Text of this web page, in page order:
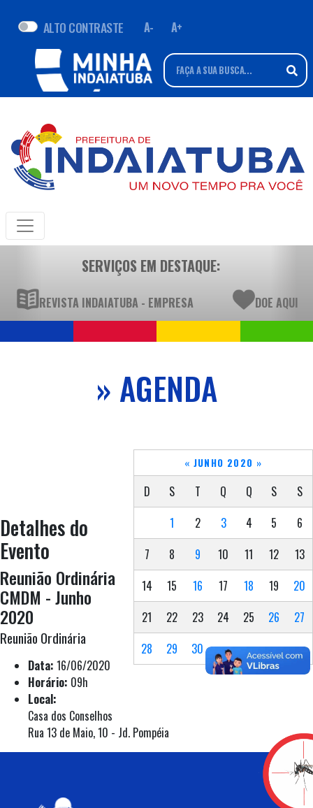
ALTO CONTRASTE A- A+
SERVIÇOS EM DESTAQUE:
REVISTA INDAIATUBA - EMPRESA DOE AQUI
» AGENDA
« JUNHO 2020 »
D S T Q Q S
S
1
2 3 4 5
6
7
8 9 10 11 12
13
14
15 16 17 18 19
20
21
22 23 24 25 26
27
28
29 30
Detalhes do
Evento
Reunião Ordinária
CMDM - Junho
2020
Reunião Ordinária
Data: 16/06/2020
Horário: 09h
Local:
Casa dos Conselhos
Rua 13 de Maio, 10 - Jd. Pompéia